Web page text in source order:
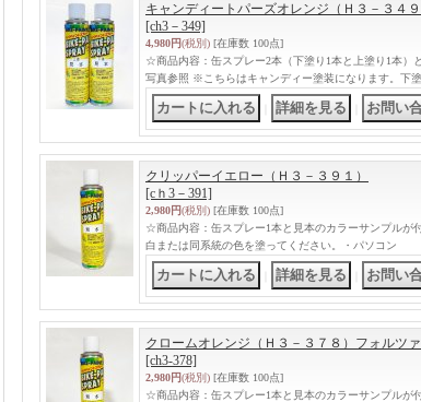
キャンディートパーズオレンジ（Ｈ３－３４
[ch3－349]
4,980円(税別) [在庫数 100点]
☆商品内容：缶スプレー2本（下塗り1本と上塗り1本）
写真参照 ※こちらはキャンディー塗装になります。下
クリッパーイエロー（Ｈ３－３９１）
[cｈ3－391]
2,980円(税別) [在庫数 100点]
☆商品内容：缶スプレー1本と見本のカラーサンプル
白または同系統の色を塗ってください。・パソコン
クロームオレンジ（Ｈ３－３７８）フォルツ
[ch3-378]
2,980円(税別) [在庫数 100点]
☆商品内容：缶スプレー1本と見本のカラーサンプル